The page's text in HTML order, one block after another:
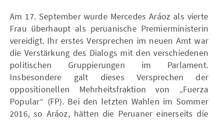
Am 17. September wurde Mercedes Aráoz als vierte
Frau überhaupt als peruanische Premierministerin
vereidigt. Ihr erstes Versprechen im neuen Amt war
die Verstärkung des Dialogs mit den verschiedenen
politischen Gruppierungen im Parlament.
Insbesondere galt dieses Versprechen der
oppositionellen Mehrheitsfraktion von „Fuerza
Popular“ (FP). Bei den letzten Wahlen im Sommer
2016, so Aráoz, hätten die Peruaner einerseits die